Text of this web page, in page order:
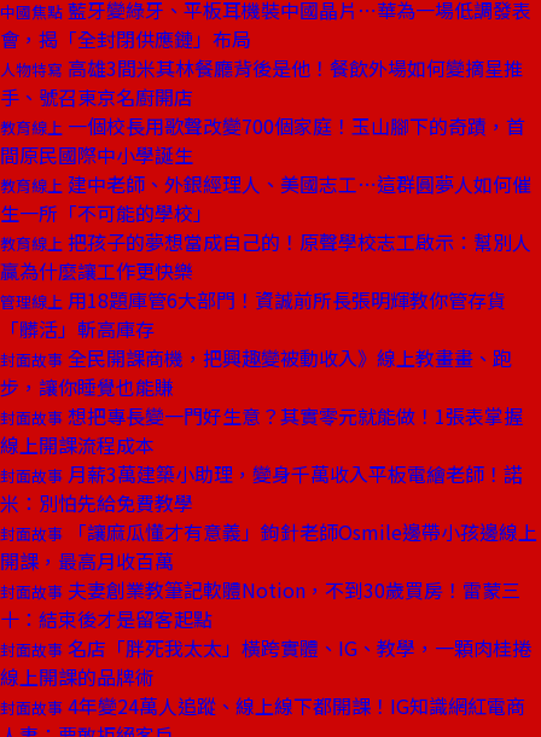
中國焦點 藍牙變綠牙、平板耳機裝中國晶片⋯華為一場低調發表
會，揭「全封閉供應鏈」布局
人物特寫 高雄3間米其林餐廳背後是他！餐飲外場如何變摘星推
手、號召東京名廚開店
教育線上 一個校長用歌聲改變700個家庭！玉山腳下的奇蹟，首
間原民國際中小學誕生
教育線上 建中老師、外銀經理人、美國志工⋯這群圓夢人如何催
生一所「不可能的學校」
教育線上 把孩子的夢想當成自己的！原聲學校志工啟示：幫別人
贏為什麼讓工作更快樂
管理線上 用18題庫管6大部門！資誠前所長張明輝教你管存貨
「髒活」斬高庫存
封面故事 全民開課商機，把興趣變被動收入》線上教畫畫、跑
步，讓你睡覺也能賺
封面故事 想把專長變一門好生意？其實零元就能做！1張表掌握
線上開課流程成本
封面故事 月薪3萬建築小助理，變身千萬收入平板電繪老師！諾
米：別怕先給免費教學
封面故事
「讓麻瓜懂才有意義」鉤針老師Osmile邊帶小孩邊線上
開課，最高月收百萬
封面故事 夫妻創業教筆記軟體Notion，不到30歲買房！雷蒙三
十：結束後才是留客起點
封面故事 名店「胖死我太太」橫跨實體、IG、教學，一顆肉桂捲
線上開課的品牌術
封面故事 4年變24萬人追蹤、線上線下都開課！IG知識網紅電商